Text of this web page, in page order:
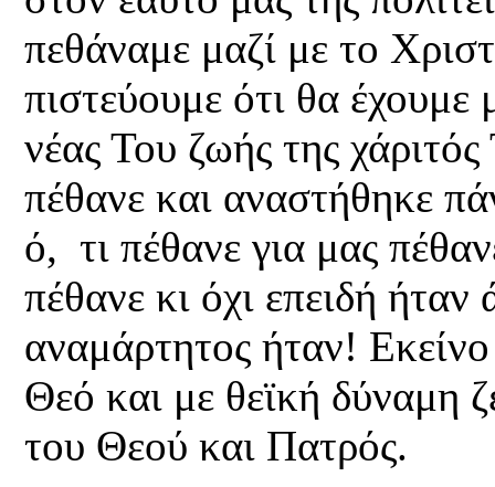
πεθάναμε μαζί με το
πιστεύουμε ότι θα
νέας Του ζωής της
πέθανε και αναστήθηκε
ό, τι πέθανε για μας
πέθανε κι όχι επειδή
αναμάρτητος ήταν!
Θεό και με θεϊκή δύναμη
του Θεού και Πατρός.